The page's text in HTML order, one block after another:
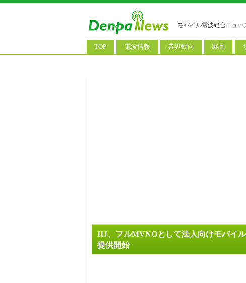
モバイル電波総合ニュー
TOP 電波情報 業界動向 製品
周辺機器
IIJ、フルMVNOとして法人向けモバイ
提供開始